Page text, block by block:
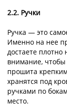
2.2. Ручки
Ручка — это
Именно на нее
достаете
внимание, чтобы
прошита
хранятся под
ручками по
место.